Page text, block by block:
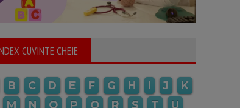
CUVINTE CHEIE
B C D E F G H I J
K
M N O P Q R S T
U